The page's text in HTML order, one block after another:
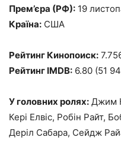
Прем’єра (РФ): 19
Країна: США
Рейтинг Кинопоиск:
Рейтинг IMDB: 6.80 (51
У головних ролях: Джим
Кері Елвіс, Робін Райт,
Деріл Сабара, Сейдж